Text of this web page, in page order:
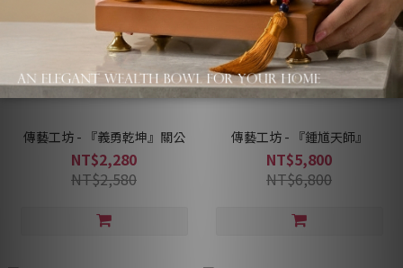
傳藝工坊 - 『義勇乾坤』關公
NT$2,280
NT$2,580
傳藝工坊 - 『鍾馗天師』
NT$5,800
NT$6,800